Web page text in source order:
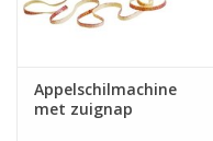
Appelschilmachine
met zuignap